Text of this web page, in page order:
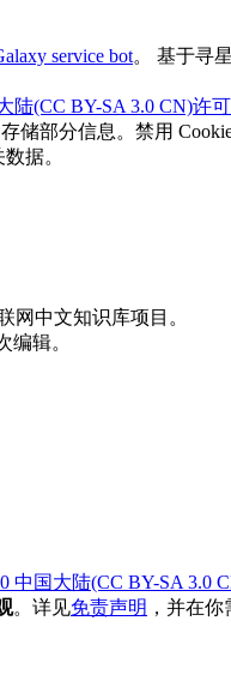
service bot。 基于寻
陆(CC BY-SA 3.0 CN)许
储部分信息。禁用
据。
网中文知识库项目。
编辑。
中国大陆(CC BY-SA 3.0
。详见免责声明 ，并在